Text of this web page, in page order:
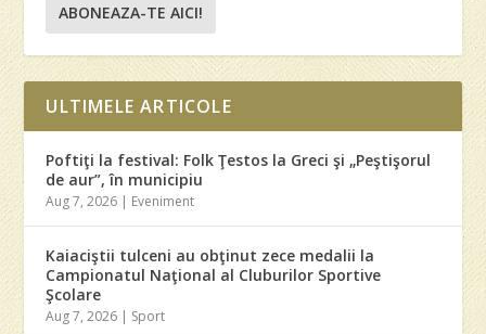
ABONEAZA-TE AICI!
ULTIMELE ARTICOLE
Poftiţi la festival: Folk Ţestos la Greci şi „Peştişorul
de aur”, în municipiu
Aug 7, 2026 Eveniment
Kaiaciştii tulceni au obţinut zece medalii la
Campionatul Naţional al Cluburilor Sportive
Şcolare
Aug 7, 2026 Sport